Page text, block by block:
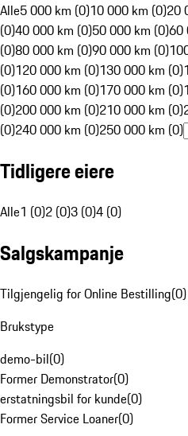
Alle5 000 km (0)10 000 km (0)20
(0)40 000 km (0)50 000 km (0)60
(0)80 000 km (0)90 000 km (0)
(0)120 000 km (0)130 000 km (0)
(0)160 000 km (0)170 000 km (0)
(0)200 000 km (0)210 000 km (0)
(0)240 000 km (0)250 000 km (0)
Tidligere eiere
Alle1 (0)2 (0)3 (0)4 (0)
Salgskampanje
Tilgjengelig for Online Bestilling(0)
Brukstype
demo-bil(0)
Former Demonstrator(0)
erstatningsbil for kunde(0)
Former Service Loaner(0)